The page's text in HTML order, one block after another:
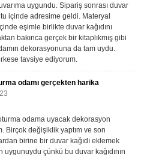
uygundu. Sipariş sonrası duvar
içinde adresime geldi. Materyal
eşimle birlikte duvar kağıdını
bakınca gerçek bir kitaplıkmış gibi
dekorasyonuna da tam uydu.
tavsiye ediyorum.
odamı gerçekten harika
odama uyacak dekorasyon
Birçok değişiklik yaptım ve son
birine bir duvar kağıdı eklemek
uygunuydu çünkü bu duvar kağıdının